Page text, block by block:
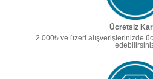
Ücretsiz
2.000₺ ve üzeri alışverişlerinizde